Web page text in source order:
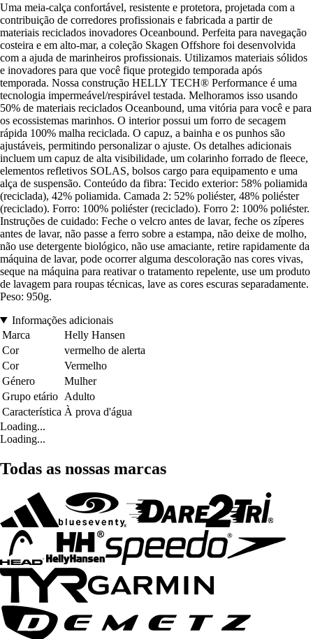
Uma meia-calça confortável, resistente e protetora, projetada com a
contribuição de corredores profissionais e fabricada a partir de
materiais reciclados inovadores Oceanbound. Perfeita para navegação
costeira e em alto-mar, a coleção Skagen Offshore foi desenvolvida
com a ajuda de marinheiros profissionais. Utilizamos materiais sólidos
e inovadores para que você fique protegido temporada após
temporada. Nossa construção HELLY TECH® Performance é uma
tecnologia impermeável/respirável testada. Melhoramos isso usando
50% de materiais reciclados Oceanbound, uma vitória para você e para
os ecossistemas marinhos. O interior possui um forro de secagem
rápida 100% malha reciclada. O capuz, a bainha e os punhos são
ajustáveis, permitindo personalizar o ajuste. Os detalhes adicionais
incluem um capuz de alta visibilidade, um colarinho forrado de fleece,
elementos refletivos SOLAS, bolsos cargo para equipamento e uma
alça de suspensão. Conteúdo da fibra: Tecido exterior: 58% poliamida
(reciclada), 42% poliamida. Camada 2: 52% poliéster, 48% poliéster
(reciclado). Forro: 100% poliéster (reciclado). Forro 2: 100% poliéster.
Instruções de cuidado: Feche o velcro antes de lavar, feche os zíperes
antes de lavar, não passe a ferro sobre a estampa, não deixe de molho,
não use detergente biológico, não use amaciante, retire rapidamente da
máquina de lavar, pode ocorrer alguma descoloração nas cores vivas,
seque na máquina para reativar o tratamento repelente, use um produto
de lavagem para roupas técnicas, lave as cores escuras separadamente.
Peso: 950g.
Informações adicionais
Marca
Helly Hansen
Cor
vermelho de alerta
Cor
Vermelho
Género
Mulher
Grupo etário Adulto
Característica À prova d'água
Loading...
Loading...
Todas as nossas marcas